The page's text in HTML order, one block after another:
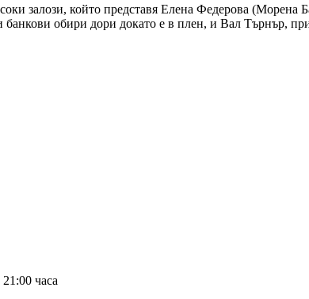
залози, който представя Елена Федерова
банкови обири дори докато е в плен, и Вал Търнър,
часа